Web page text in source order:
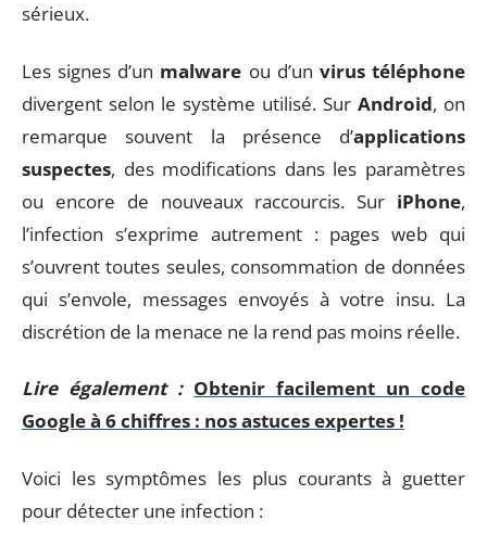
sérieux.
Les signes d’un malware ou d’un virus téléphone
divergent selon le système utilisé. Sur Android, on
remarque souvent la présence d’applications
suspectes, des modifications dans les paramètres
ou encore de nouveaux raccourcis. Sur iPhone,
l’infection s’exprime autrement : pages web qui
s’ouvrent toutes seules, consommation de données
qui s’envole, messages envoyés à votre insu. La
discrétion de la menace ne la rend pas moins réelle.
Lire également : Obtenir facilement un code
Google à 6 chiffres : nos astuces expertes !
Voici les symptômes les plus courants à guetter
pour détecter une infection :